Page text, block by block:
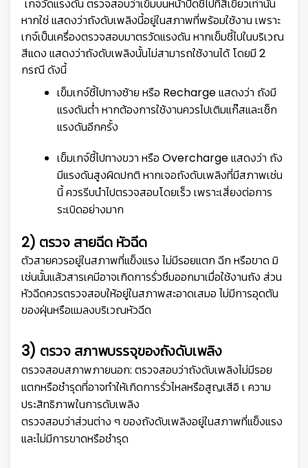
เกจ์วัดแรงดัน ตรวจสอบว่าเข็มบนหน้าปัดชี้ไปที่สีเขียวเท่านั้น
หากใช่ แสดงว่าถังดับเพลิงนี้อยู่ในสภาพที่พร้อมใช้งาน เพราะ
เกจ์เป็นเครื่องตรวจสอบมาตรวัดแรงดัน หากเข็มชี้ไปในบริเวณ
สีแดง แสดงว่าถังดับเพลิงนั้นไม่สามารถใช้งานได้ โดยมี 2
กรณี ดังนี้
เข็มเกจ์ชี้ไปทางซ้าย หรือ Recharge แสดงว่า ถังมี
แรงดันต่ำ หากต้องการใช้งานควรไปเติมแก๊สและเช็ก
แรงดันอีกครั้ง
เข็มเกจ์ชี้ไปทางขวา หรือ Overcharge แสดงว่า ถัง
มีแรงดันสูงผิดปกติ หากเจอถังดับเพลิงที่มีสภาพเช่น
นี้ ควรรีบนำไปตรวจสอบโดยเร็ว เพราะเสี่ยงต่อการ
ระเบิดอย่างมาก
2) ตรวจ สายฉีด หัวฉีด
ตัวสายควรอยู่ในสภาพที่แข็งแรง ไม่มีรอยแตก ฉีก หรือขาด มิ
เช่นนั้นแล้วสารเคมีอาจเกิดการรั่วซึมออกมาเมื่อใช้งานถัง ส่วน
หัวฉีดควรตรวจสอบให้อยู่ในสภาพสะอาดเสมอ ไม่มีการอุดตัน
ของฝุ่นหรือแมลงบริเวณหัวฉีด
3) ตรวจ สภาพบรรจุของถังดับเพลิง
ตรวจสอบสภาพภายนอก: ตรวจสอบว่าถังดับเพลิงไม่มีรอย
แตกหรือชำรุดที่อาจทำให้เกิดการรั่วไหลหรือสูญเสีอิ เ ความ
ประสิทธิภาพในการดับเพลิง
ตรวจสอบว่าส่วนต่าง ๆ ของถังดับเพลิงอยู่ในสภาพที่แข็งแรง
และไม่มีการขาดหรือชำรุด